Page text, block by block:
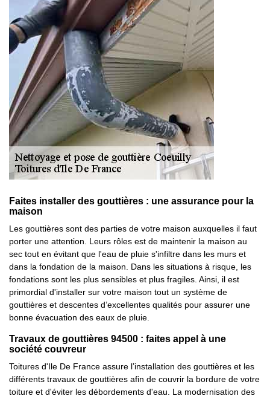
Faites installer des gouttières : une assurance pour la
maison
Les gouttières sont des parties de votre maison auxquelles il faut
porter une attention. Leurs rôles est de maintenir la maison au
sec tout en évitant que l'eau de pluie s'infiltre dans les murs et
dans la fondation de la maison. Dans les situations à risque, les
fondations sont les plus sensibles et plus fragiles. Ainsi, il est
primordial d'installer sur votre maison tout un système de
gouttières et descentes d’excellentes qualités pour assurer une
bonne évacuation des eaux de pluie.
Travaux de gouttières 94500 : faites appel à une
société couvreur
Toitures d'Ile De France assure l’installation des gouttières et les
différents travaux de gouttières afin de couvrir la bordure de votre
toiture et d'éviter les débordements d'eau. La modernisation des